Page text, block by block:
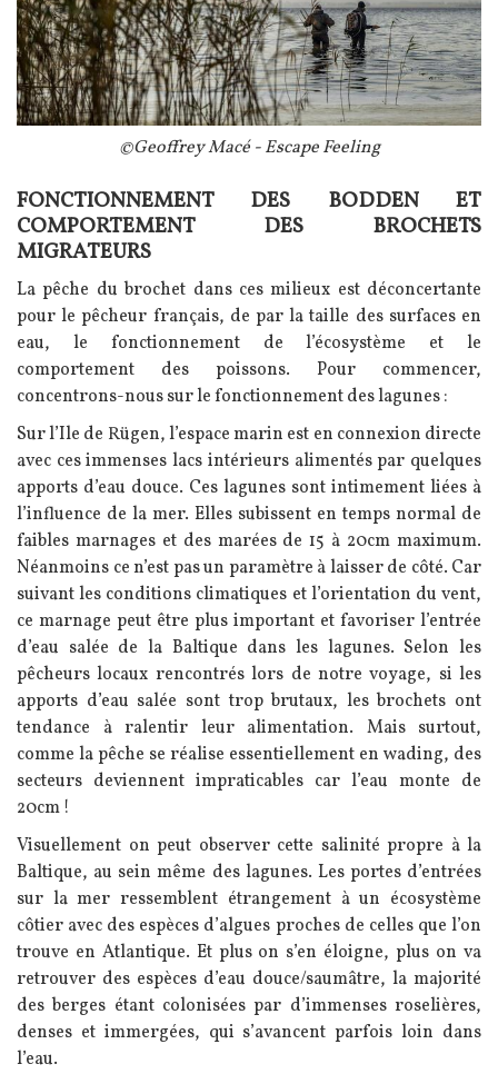
©Geoffrey Macé - Escape Feeling
Texte
FONCTIONNEMENT DES BODDEN ET
COMPORTEMENT DES BROCHETS
MIGRATEURS
La pêche du brochet dans ces milieux est déconcertante
pour le pêcheur français, de par la taille des surfaces en
eau, le fonctionnement de l’écosystème et le
comportement des poissons. Pour commencer,
concentrons-nous sur le fonctionnement des lagunes :
Sur l’Ile de Rügen, l’espace marin est en connexion directe
avec ces immenses lacs intérieurs alimentés par quelques
apports d’eau douce. Ces lagunes sont intimement liées à
l’influence de la mer. Elles subissent en temps normal de
faibles marnages et des marées de 15 à 20cm maximum.
Néanmoins ce n’est pas un paramètre à laisser de côté. Car
suivant les conditions climatiques et l’orientation du vent,
ce marnage peut être plus important et favoriser l’entrée
d’eau salée de la Baltique dans les lagunes. Selon les
pêcheurs locaux rencontrés lors de notre voyage, si les
apports d’eau salée sont trop brutaux, les brochets ont
tendance à ralentir leur alimentation. Mais surtout,
comme la pêche se réalise essentiellement en wading, des
secteurs deviennent impraticables car l’eau monte de
20cm !
Visuellement on peut observer cette salinité propre à la
Baltique, au sein même des lagunes. Les portes d’entrées
sur la mer ressemblent étrangement à un écosystème
côtier avec des espèces d’algues proches de celles que l’on
trouve en Atlantique. Et plus on s’en éloigne, plus on va
retrouver des espèces d’eau douce/saumâtre, la majorité
des berges étant colonisées par d’immenses roselières,
denses et immergées, qui s’avancent parfois loin dans
l’eau.